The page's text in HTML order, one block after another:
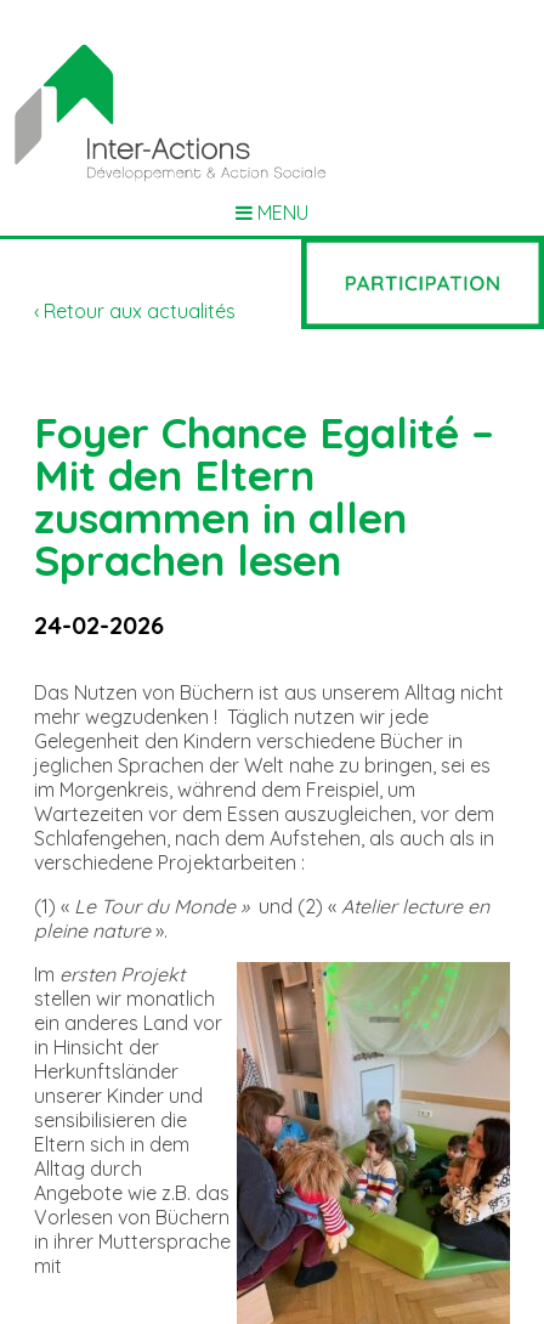
MENU
‹ Retour aux actualités
Foyer Chance Egalité –
Mit den Eltern
zusammen in allen
Sprachen lesen
24-02-2026
Das Nutzen von Büchern ist aus unserem Alltag nicht
mehr wegzudenken ! Täglich nutzen wir jede
Gelegenheit den Kindern verschiedene Bücher in
jeglichen Sprachen der Welt nahe zu bringen, sei es
im Morgenkreis, während dem Freispiel, um
Wartezeiten vor dem Essen auszugleichen, vor dem
Schlafengehen, nach dem Aufstehen, als auch als in
verschiedene Projektarbeiten :
(1) « Le Tour du Monde »und (2) « Atelier lecture en
pleine nature».
Im ersten Projekt
stellen wir monatlich
ein anderes Land vor
in Hinsicht der
Herkunftsländer
unserer Kinder und
sensibilisieren die
Eltern sich in dem
Alltag durch
Angebote wie z.B. das
Vorlesen von Büchern
in ihrer Muttersprache
mit